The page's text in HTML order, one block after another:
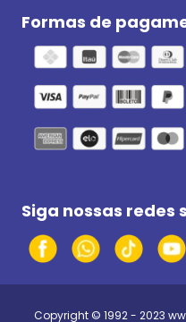
Formas de
Siga nossas redes
Copyright © 1992 - 2023